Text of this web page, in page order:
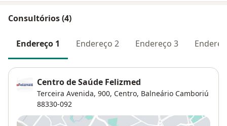
Consultórios (4)
Endereço 1 Endereço 2 Endereço 3
Centro de Saúde Felizmed
Terceira Avenida, 900, Centro, Balneário Camboriú
88330-092